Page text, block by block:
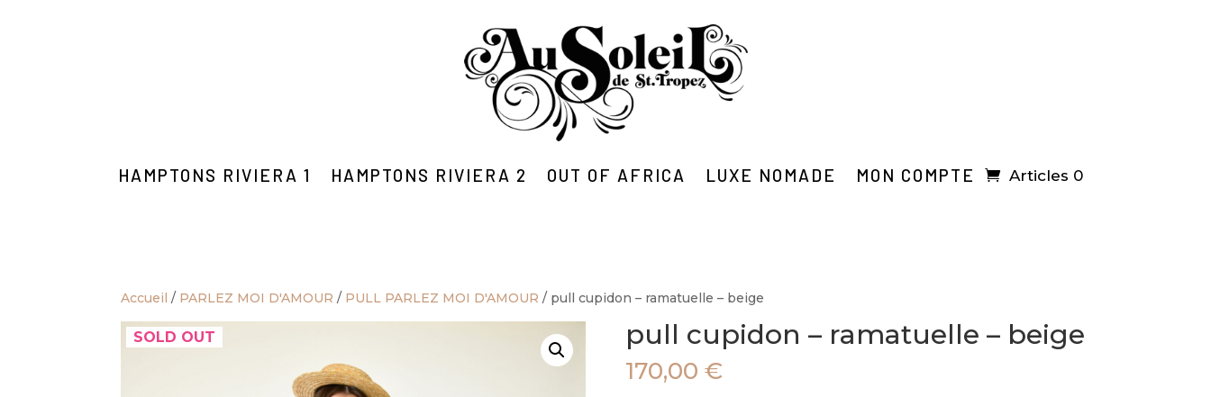
HAMPTONS RIVIERA 1 HAMPTONS RIVIERA 2 OUT OF AFRICA LUXE NOMADE MON COMPTE Articles 0
Accueil / PARLEZ MOI D'AMOUR / PULL PARLEZ MOI D'AMOUR / pull cupidon – ramatuelle – beige
SOLD OUT pull cupidon – ramatuelle – beige
170,00 €